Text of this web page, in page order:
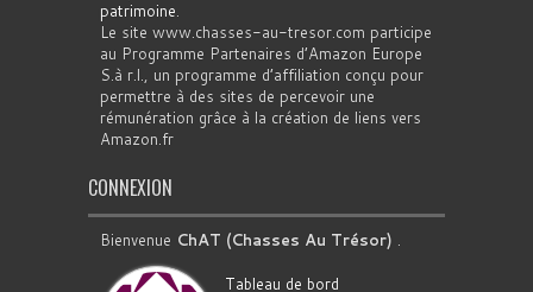
patrimoine.
Le site www.chasses-au-tresor.com participe
au Programme Partenaires d’Amazon Europe
S.à r.l., un programme d’affiliation conçu pour
permettre à des sites de percevoir une
rémunération grâce à la création de liens vers
Amazon.fr
CONNEXION
Bienvenue ChAT (Chasses Au Trésor) .
Tableau de bord